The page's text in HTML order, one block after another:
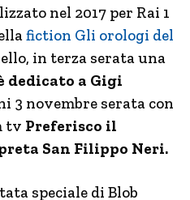
nel 2017 per Rai 1
fiction Gli orologi del
in terza serata una
dedicato a Gigi
3 novembre serata con
tv Preferisco il
San Filippo Neri.
speciale di Blob